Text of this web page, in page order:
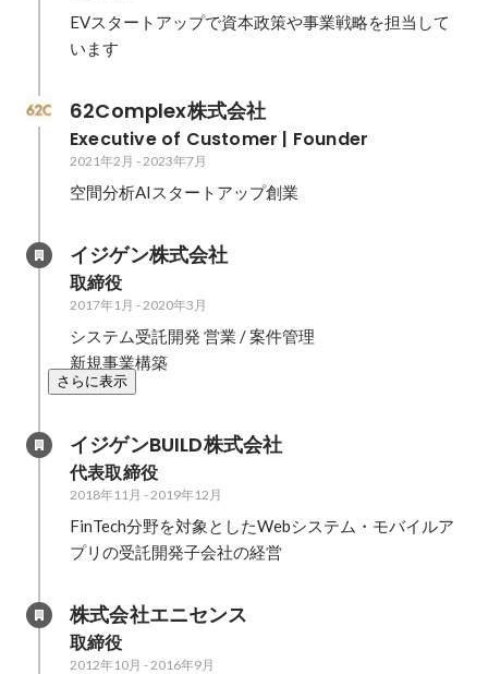
EVスタートアップで資本政策や事業戦略を担当して
います
62Complex株式会社
Executive of Customer | Founder
2021年2月 -2023年7月
空間分析AIスタートアップ創業
イジゲン株式会社
取締役
2017年1月 -2020年3月
システム受託開発 営業 / 案件管理
新規事業構築
さらに表示
イジゲンBUILD株式会社
代表取締役
2018年11月 -2019年12月
FinTech分野を対象としたWebシステム・モバイルア
プリの受託開発子会社の経営
株式会社エニセンス
取締役
2012年10月 -2016年9月